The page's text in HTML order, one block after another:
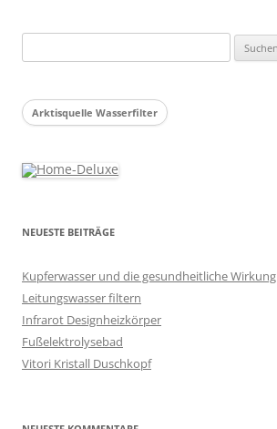
nach:
Arktisquelle Wasserfilter
NEUESTE BEITRÄGE
Kupferwasser und die gesundheitliche Wirkung
Leitungswasser filtern
Infrarot Designheizkörper
Fußelektrolysebad
Vitori Kristall Duschkopf